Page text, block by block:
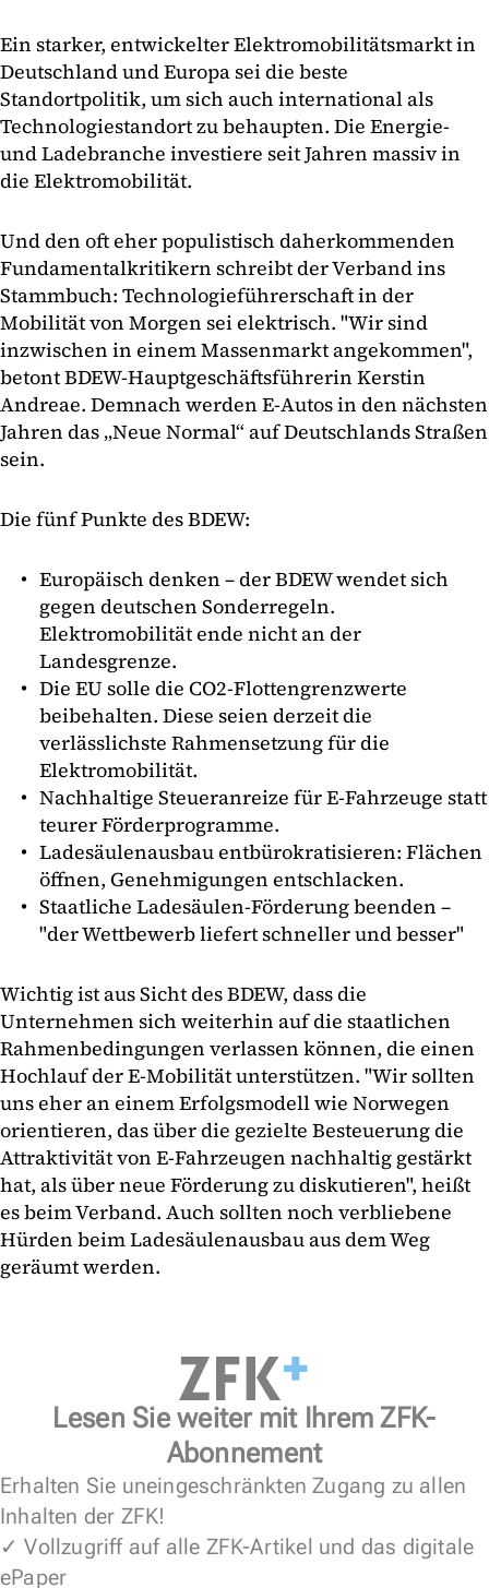
Ein starker, entwickelter Elektromobilitätsmarkt in
Deutschland und Europa sei die beste
Standortpolitik, um sich auch international als
Technologiestandort zu behaupten. Die Energie-
und Ladebranche investiere seit Jahren massiv in
die Elektromobilität.
Und den oft eher populistisch daherkommenden
Fundamentalkritikern schreibt der Verband ins
Stammbuch: Technologieführerschaft in der
Mobilität von Morgen sei elektrisch. "Wir sind
inzwischen in einem Massenmarkt angekommen",
betont BDEW-Hauptgeschäftsführerin Kerstin
Andreae. Demnach werden E-Autos in den nächsten
Jahren das „Neue Normal“ auf Deutschlands Straßen
sein.
Die fünf Punkte des BDEW:
Europäisch denken – der BDEW wendet sich
gegen deutschen Sonderregeln.
Elektromobilität ende nicht an der
Landesgrenze.
Die EU solle die CO2-Flottengrenzwerte
beibehalten. Diese seien derzeit die
verlässlichste Rahmensetzung für die
Elektromobilität.
Nachhaltige Steueranreize für E-Fahrzeuge statt
teurer Förderprogramme.
Ladesäulenausbau entbürokratisieren: Flächen
öffnen, Genehmigungen entschlacken.
Staatliche Ladesäulen-Förderung beenden –
"der Wettbewerb liefert schneller und besser"
Wichtig ist aus Sicht des BDEW, dass die
Unternehmen sich weiterhin auf die staatlichen
Rahmenbedingungen verlassen können, die einen
Hochlauf der E-Mobilität unterstützen. "Wir sollten
uns eher an einem Erfolgsmodell wie Norwegen
orientieren, das über die gezielte Besteuerung die
Attraktivität von E-Fahrzeugen nachhaltig gestärkt
hat, als über neue Förderung zu diskutieren", heißt
es beim Verband. Auch sollten noch verbliebene
Hürden beim Ladesäulenausbau aus dem Weg
geräumt werden.
Lesen Sie weiter mit Ihrem ZFK-
Abonnement
Erhalten Sie uneingeschränkten Zugang zu allen
Inhalten der ZFK!
✓ Vollzugriff auf alle ZFK-Artikel und das digitale
ePaper